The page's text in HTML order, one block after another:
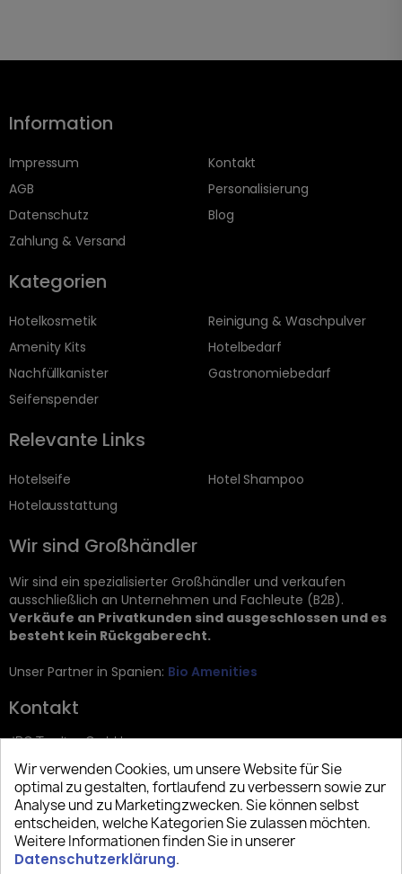
Information
Impressum
AGB
Datenschutz
Zahlung & Versand
Kontakt
Personalisierung
Blog
Kategorien
Hotelkosmetik
Amenity Kits
Nachfüllkanister
Seifenspender
Reinigung & Waschpulver
Hotelbedarf
Gastronomiebedarf
Relevante Links
Hotelseife
Hotelausstattung
Hotel Shampoo
Wir sind Großhändler
Wir sind ein spezialisierter Großhändler und verkaufen
ausschließlich an Unternehmen und Fachleute (B2B).
Verkäufe an Privatkunden sind ausgeschlossen und es
besteht kein Rückgaberecht.
Unser Partner in Spanien: Bio Amenities
Kontakt
JRG Trading GmbH
Zietenstr. 9
12244 Berlin
Tel: +49 (0)30 2357 3470
info@top-amenities.com
Wir verwenden Cookies, um unsere Website für Sie
optimal zu gestalten, fortlaufend zu verbessern sowie zur
Analyse und zu Marketingzwecken. Sie können selbst
entscheiden, welche Kategorien Sie zulassen möchten.
Weitere Informationen finden Sie in unserer
Datenschutzerklärung.